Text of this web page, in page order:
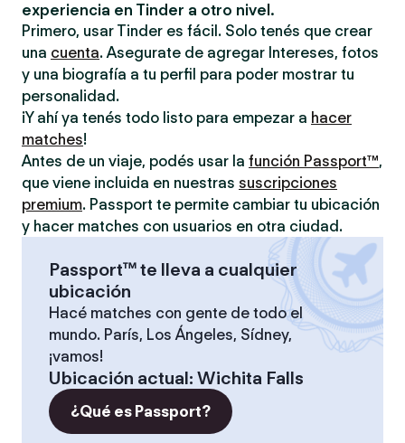
experiencia en Tinder a otro nivel.
Primero, usar Tinder es fácil. Solo tenés que crear
una cuenta. Asegurate de agregar Intereses, fotos
y una biografía a tu perfil para poder mostrar tu
personalidad.
¡Y ahí ya tenés todo listo para empezar a hacer
matches!
Antes de un viaje, podés usar la función Passport™,
que viene incluida en nuestras suscripciones
premium. Passport te permite cambiar tu ubicación
y hacer matches con usuarios en otra ciudad.
Passport™ te lleva a cualquier
ubicación
Hacé matches con gente de todo el
mundo. París, Los Ángeles, Sídney,
¡vamos!
Ubicación actual: Wichita Falls
¿Qué es Passport?